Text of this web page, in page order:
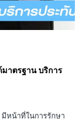
าตรฐาน บริการ
หน้าที่ในการรักษา